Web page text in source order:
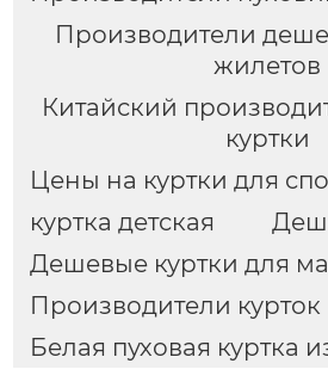
Производители
жилетов
Китайский
куртки
Цены на куртки для
куртка детская
Дешевые куртки для
Производители курток
Белая пуховая куртка